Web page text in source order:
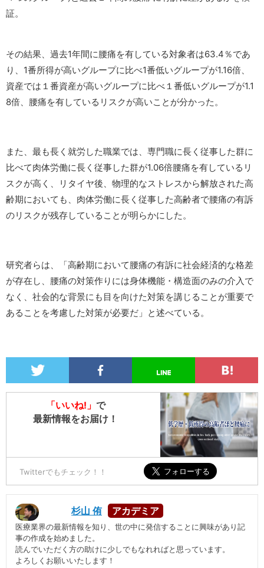
証。
その結果、過去1年間に腰痛を有している対象者は63.4％であ
り、1番所得が高いグループに比べ1番低いグループが1.16倍、
資産では１番資産が高いグループに比べ１番低いグループが1.1
8倍、腰痛を有しているリスクが高いことが分かった。
また、最も長く就労した職業では、専門職に長く従事した群に
比べて肉体労働に長く従事した群が1.06倍腰痛を有しているリ
スクが高く、リタイヤ後、物理的なストレスから解放された高
齢期においても、肉体労働に長く従事した高齢者で腰痛の有訴
のリスクが残存していることが明らかにした。
研究者らは、「高齢期において腰痛の有訴に社会経済的な格差
が存在し、腰痛の対策作りには身体機能・構造面のみの介入で
なく、社会的な背景にも目を向けた対策を講じることが重要で
あることを考慮した対策が必要だ」と述べている。
「いいね!」 で
最新情報をお届け！
Twitterでもチェック！！
杉山 侑
医療業界の最新情報を知り、世の中に発信することに興味があり記
事の作成を始めました。
読んでいただく方の助けに少しでもなれればと思っています。
よろしくお願いいたします！